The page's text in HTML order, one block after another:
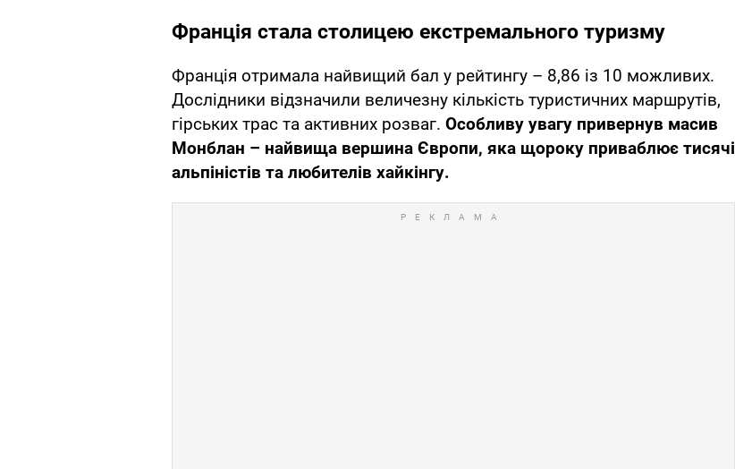
Франція стала столицею екстремального туризму
Франція отримала найвищий бал у рейтингу – 8,86 із 10 можливих.
Дослідники відзначили величезну кількість туристичних маршрутів,
гірських трас та активних розваг. Особливу увагу привернув масив
Монблан – найвища вершина Європи, яка щороку приваблює тисячі
альпіністів та любителів хайкінгу.